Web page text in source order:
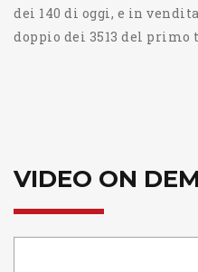
dei 140 di oggi, e in
doppio dei 3513 del primo
VIDEO ON